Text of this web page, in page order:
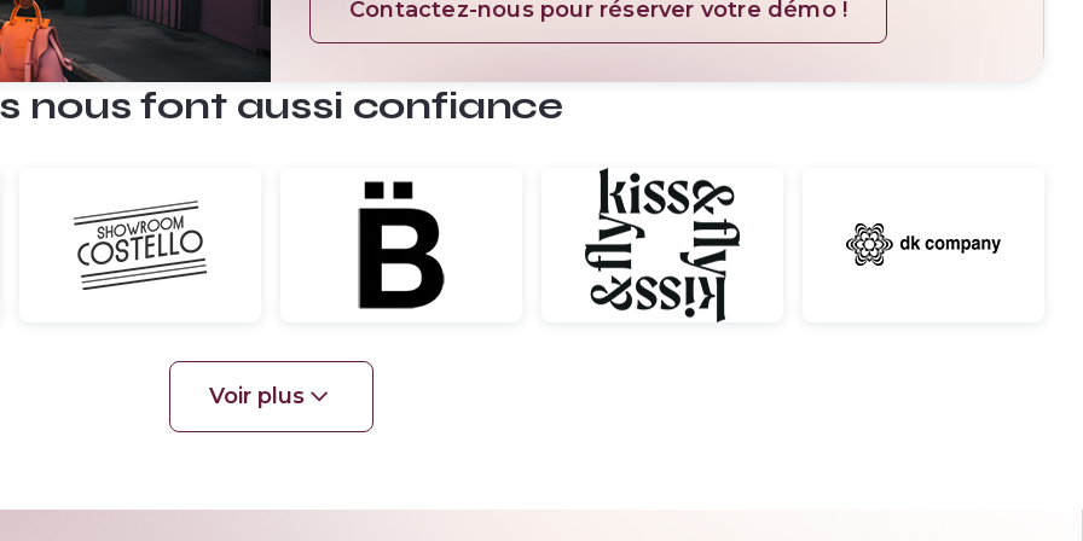
Contactez-nous pour réserver votre démo !
nous font aussi confiance
Voir plus